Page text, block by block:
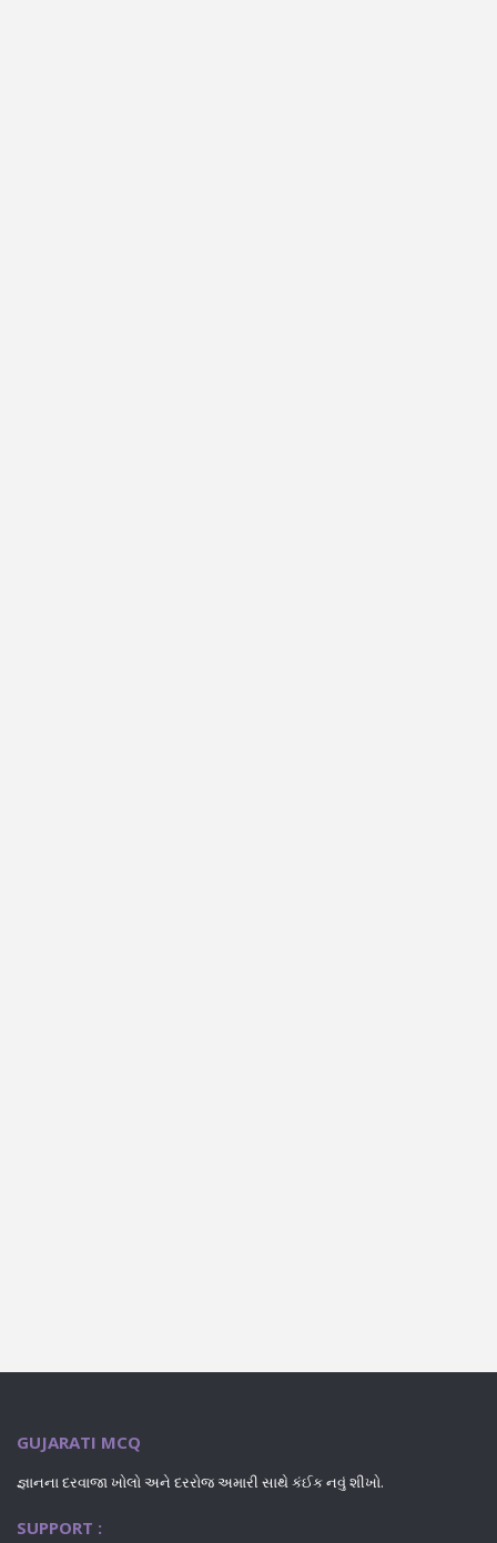
GUJARATI MCQ
જ્ઞાનના દરવાજા ખોલો અને દરરોજ અમારી સાથે કંઈક નવું શીખો.
SUPPORT :